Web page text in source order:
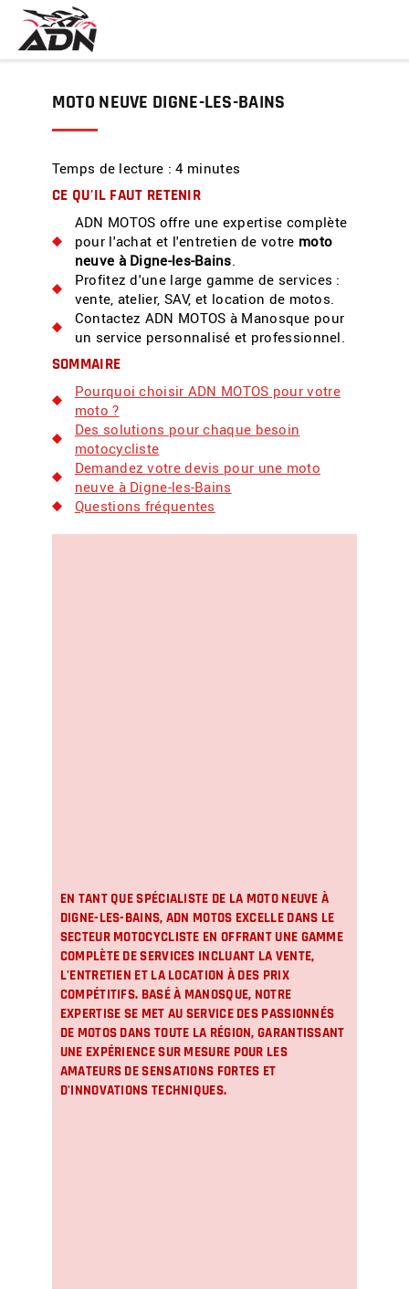
MOTO NEUVE DIGNE-LES-BAINS
Temps de lecture : 4 minutes
CE QU'IL FAUT RETENIR
ADN MOTOS offre une expertise complète
pour l'achat et l'entretien de votre moto
neuve à Digne-les-Bains.
Profitez d'une large gamme de services :
vente, atelier, SAV, et location de motos.
Contactez ADN MOTOS à Manosque pour
un service personnalisé et professionnel.
SOMMAIRE
Pourquoi choisir ADN MOTOS pour votre
moto ?
Des solutions pour chaque besoin
motocycliste
Demandez votre devis pour une moto
neuve à Digne-les-Bains
Questions fréquentes
EN TANT QUE SPÉCIALISTE DE LA MOTO NEUVE À
DIGNE-LES-BAINS, ADN MOTOS EXCELLE DANS LE
SECTEUR MOTOCYCLISTE EN OFFRANT UNE GAMME
COMPLÈTE DE SERVICES INCLUANT LA VENTE,
L'ENTRETIEN ET LA LOCATION À DES PRIX
COMPÉTITIFS. BASÉ À MANOSQUE, NOTRE
EXPERTISE SE MET AU SERVICE DES PASSIONNÉS
DE MOTOS DANS TOUTE LA RÉGION, GARANTISSANT
UNE EXPÉRIENCE SUR MESURE POUR LES
AMATEURS DE SENSATIONS FORTES ET
D'INNOVATIONS TECHNIQUES.